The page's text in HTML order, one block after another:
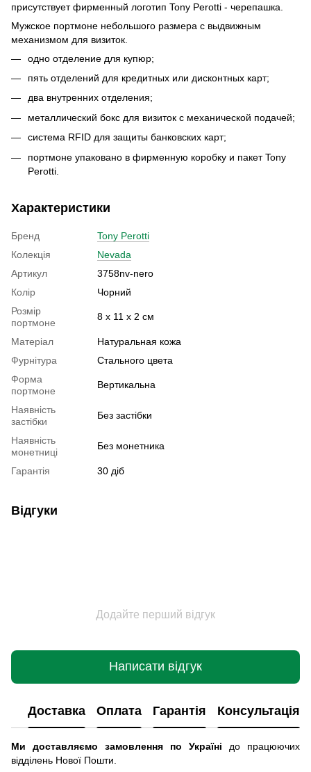
присутствует фирменный логотип Tony Perotti - черепашка.
Мужское портмоне небольшого размера с выдвижным
механизмом для визиток.
одно отделение для купюр;
пять отделений для кредитных или дисконтных карт;
два внутренних отделения;
металлический бокс для визиток с механической подачей;
система RFID для защиты банковских карт;
портмоне упаковано в фирменную коробку и пакет Tony
Perotti.
Характеристики
Бренд
Tony Perotti
Колекція
Nevada
Артикул
3758nv-nero
Колір
Чорний
Розмір
портмоне
8 х 11 х 2 см
Матеріал
Натуральная кожа
Фурнітура
Стального цвета
Форма
портмоне
Вертикальна
Наявність
застібки
Без застібки
Наявність
монетниці
Без монетника
Гарантія 30 діб
Відгуки
Додайте перший відгук
Написати відгук
Доставка Оплата Гарантія Консультація
Ми доставляємо замовлення по Україні
до працюючих
відділень Нової Пошти